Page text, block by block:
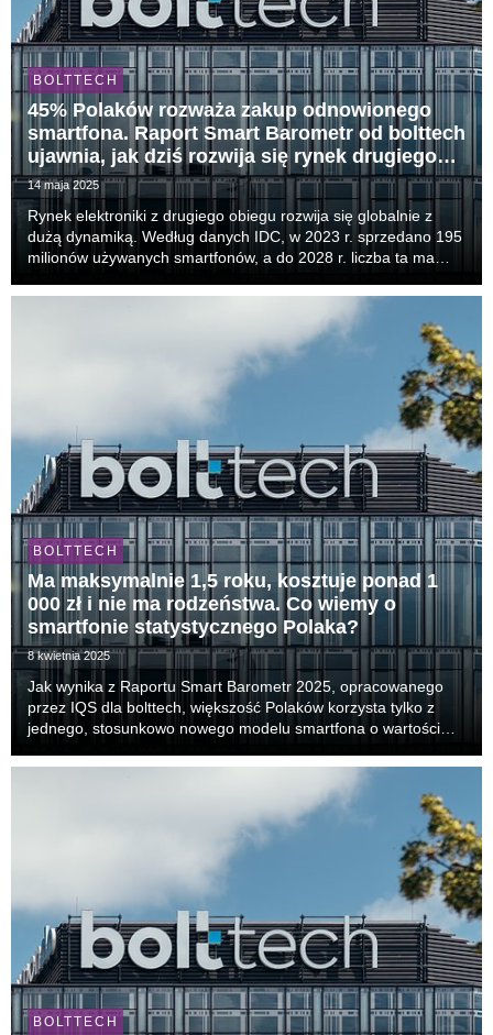
BOLTTECH
45% Polaków rozważa zakup odnowionego
smartfona. Raport Smart Barometr od bolttech
ujawnia, jak dziś rozwija się rynek drugiego
obiegu
14 maja 2025
Rynek elektroniki z drugiego obiegu rozwija się globalnie z
dużą dynamiką. Według danych IDC, w 2023 r. sprzedano 195
milionów używanych smartfonów, a do 2028 r. liczba ta ma
zyskuje na znaczeniu – smartfony używa...
BOLTTECH
Ma maksymalnie 1,5 roku, kosztuje ponad 1
000 zł i nie ma rodzeństwa. Co wiemy o
smartfonie statystycznego Polaka?
8 kwietnia 2025
Jak wynika z Raportu Smart Barometr 2025, opracowanego
przez IQS dla bolttech, większość Polaków korzysta tylko z
jednego, stosunkowo nowego modelu smartfona o wartości
urządzenia w Polsce i jakie czynniki mogą w...
BOLTTECH